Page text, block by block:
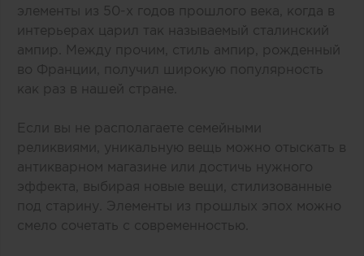
элементы из 50-х годов прошлого века, когда в
интерьерах царил так называемый сталинский
ампир. Между прочим, стиль ампир, рожденный
во Франции, получил широкую популярность
как раз в нашей стране.
Если вы не располагаете семейными
реликвиями, уникальную вещь можно отыскать в
антикварном магазине или достичь нужного
эффекта, выбирая новые вещи, стилизованные
под старину. Элементы из прошлых эпох можно
смело сочетать с современностью.